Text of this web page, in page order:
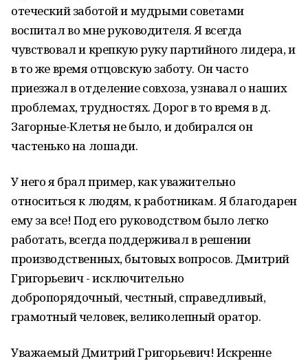
отеческий заботой и мудрыми советами
воспитал во мне руководителя. Я всегда
чувствовал и крепкую руку партийного лидера, и
в то же время отцовскую заботу. Он часто
приезжал в отделение совхоза, узнавал о наших
проблемах, трудностях. Дорог в то время в д.
Загорные-Клетья не было, и добирался он
частенько на лошади.
У него я брал пример, как уважительно
относиться к людям, к работникам. Я благодарен
ему за все! Под его руководством было легко
работать, всегда поддерживал в решении
производственных, бытовых вопросов. Дмитрий
Григорьевич - исключительно
добропорядочный, честный, справедливый,
грамотный человек, великолепный оратор.
Уважаемый Дмитрий Григорьевич! Искренне